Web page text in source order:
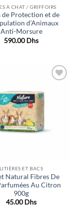
À CHAT / GRIFFOIRS
de Protection et de
d’Animaux
Anti-Morsure
590.00Dhs
souhaits
LITIÈRES ET BACS
Natural Fibres De
Au Citron
900g
45.00Dhs